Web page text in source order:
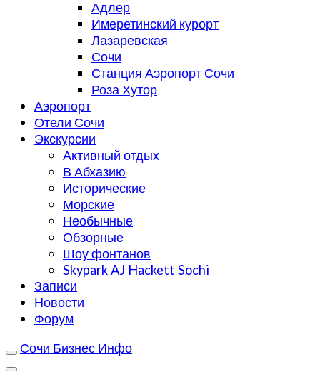
Адлер
Имеретинский курорт
Лазаревская
Сочи
Станция Аэропорт Сочи
Роза Хутор
Аэропорт
Отели Сочи
Экскурсии
Активный отдых
В Абхазию
Исторические
Морские
Необычные
Обзорные
Шоу фонтанов
Skypark AJ Hackett Sochi
Записи
Новости
Форум
Сочи Бизнес Инфо